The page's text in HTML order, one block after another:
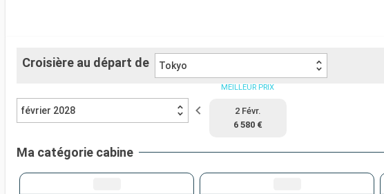
Croisière au départ de Tokyo
février 2028
MEILLEUR PRIX
2 Févr.
6 580 €
Ma catégorie cabine